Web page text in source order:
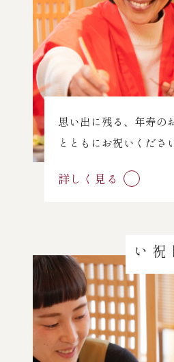
思い出に残る、年寿の
とともにお祝いくださ
詳しく見る
お誕生日祝い